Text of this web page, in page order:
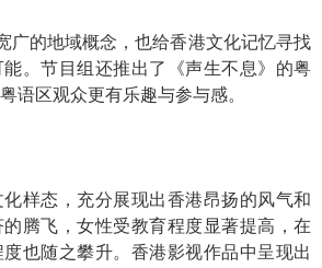
的地域概念，也给香港文化记忆寻找
。节目组还推出了《声生不息》的粤
语区观众更有乐趣与参与感。
态，充分展现出香港昂扬的风气和
腾飞，女性受教育程度显著提高，在
也随之攀升。香港影视作品中呈现出